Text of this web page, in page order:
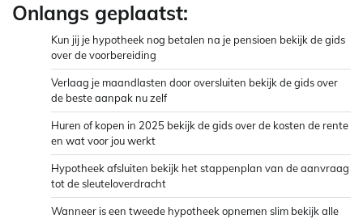
Onlangs geplaatst:
Kun jij je hypotheek nog betalen na je pensioen bekijk de gids
over de voorbereiding
Verlaag je maandlasten door oversluiten bekijk de gids over
de beste aanpak nu zelf
Huren of kopen in 2025 bekijk de gids over de kosten de rente
en wat voor jou werkt
Hypotheek afsluiten bekijk het stappenplan van de aanvraag
tot de sleuteloverdracht
Wanneer is een tweede hypotheek opnemen slim bekijk alle